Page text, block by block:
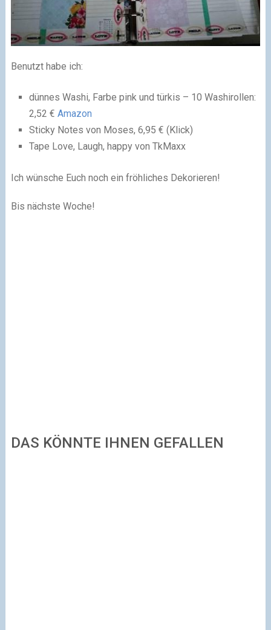
Benutzt habe ich:
dünnes Washi, Farbe pink und türkis – 10 Washirollen:
2,52 € Amazon
Sticky Notes von Moses, 6,95 € (Klick)
Tape Love, Laugh, happy von TkMaxx
Ich wünsche Euch noch ein fröhliches Dekorieren!
Bis nächste Woche!
DAS KÖNNTE IHNEN GEFALLEN